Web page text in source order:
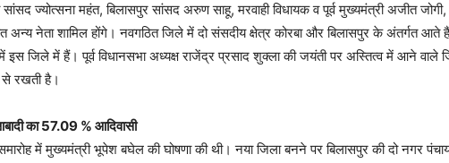
ज्योत्सना महंत, बिलासपुर सांसद अरुण साहू, मरवाही विधायक व पूर्व मुख्यमंत्री अजीत
अन्य नेता शामिल होंगे। नवगठित जिले में दो संसदीय क्षेत्र कोरबा और बिलासपुर के अंतर्गत आते
में इस जिले में हैं। पूर्व विधानसभा अध्यक्ष राजेंद्र प्रसाद शुक्ला की जयंती पर अस्तित्व में आने वाले
से रखती है।
का 57.09 % आदिवासी
में मुख्यमंत्री भूपेश बघेल की घोषणा की थी। नया जिला बनने पर बिलासपुर की दो नगर